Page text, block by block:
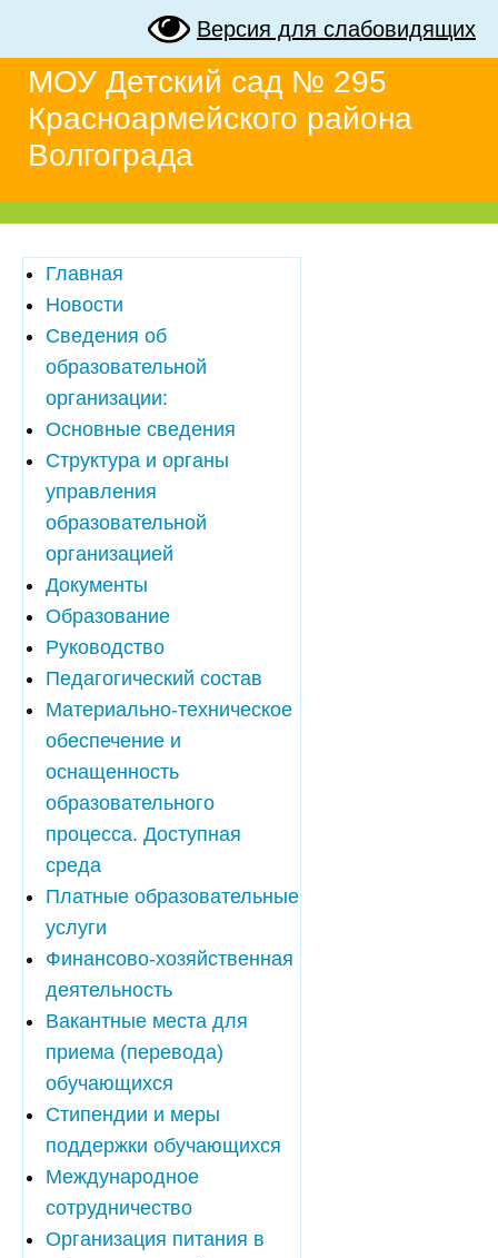
Версия для слабовидящих
МОУ Детский сад № 295
Красноармейского района
Волгограда
Главная
Новости
Сведения об
образовательной
организации:
Основные сведения
Структура и органы
управления
образовательной
организацией
Документы
Образование
Руководство
Педагогический состав
Материально-техническое
обеспечение и
оснащенность
образовательного
процесса. Доступная
среда
Платные образовательные
услуги
Финансово-хозяйственная
деятельность
Вакантные места для
приема (перевода)
обучающихся
Стипендии и меры
поддержки обучающихся
Международное
сотрудничество
Организация питания в